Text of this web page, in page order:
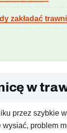
zakładać
w
przez szybkie
problem